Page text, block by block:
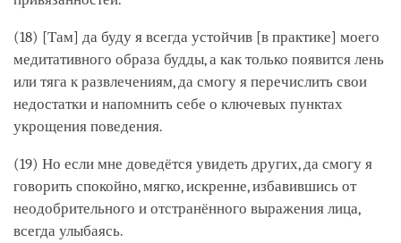
(18) [Там] да буду я всегда устойчив [в практике] моего
медитативного образа будды, а как только появится лень
или тяга к развлечениям, да смогу я перечислить свои
недостатки и напомнить себе о ключевых пунктах
укрощения поведения.
(19) Но если мне доведётся увидеть других, да смогу я
говорить спокойно, мягко, искренне, избавившись от
неодобрительного и отстранённого выражения лица,
всегда улыбаясь.